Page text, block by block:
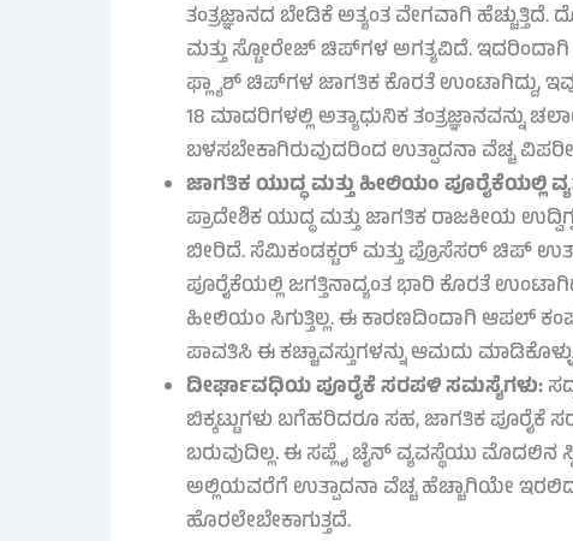
ತಂತ್ರಜ್ಞಾನದ ಬೇಡಿಕೆ ಅತ್ಯಂತ ವೇಗವಾಗಿ
ಮತ್ತು ಸ್ಟೋರೇಜ್ ಚಿಪ್‌ಗಳ ಅಗತ್ಯವಿದೆ.
ಫ್ಲ್ಯಾಶ್ ಚಿಪ್‌ಗಳ ಜಾಗತಿಕ ಕೊರತೆ ಉಂಟಾಗಿದ್ದು,
18 ಮಾದರಿಗಳಲ್ಲಿ ಅತ್ಯಾಧುನಿಕ ತಂತ್ರಜ್ಞಾನವನ್ನು
ಬಳಸಬೇಕಾಗಿರುವುದರಿಂದ ಉತ್ಪಾದನಾ ವೆಚ್ಚ
ಜಾಗತಿಕ ಯುದ್ಧ ಮತ್ತು ಹೀಲಿಯಂ ಪೂರೈಕೆಯಲ್ಲಿ
ಪ್ರಾದೇಶಿಕ ಯುದ್ಧ ಮತ್ತು ಜಾಗತಿಕ ರಾಜಕೀಯ
ಬೀರಿದೆ. ಸೆಮಿಕಂಡಕ್ಟರ್ ಮತ್ತು ಪ್ರೊಸೆಸರ್ ಚಿಪ್
ಪೂರೈಕೆಯಲ್ಲಿ ಜಗತ್ತಿನಾದ್ಯಂತ ಭಾರಿ ಕೊರತೆ
ಹೀಲಿಯಂ ಸಿಗುತ್ತಿಲ್ಲ. ಈ ಕಾರಣದಿಂದಾಗಿ ಆಪಲ್
ಪಾವತಿಸಿ ಈ ಕಚ್ಚಾವಸ್ತುಗಳನ್ನು ಆಮದು
ದೀರ್ಘಾವಧಿಯ ಪೂರೈಕೆ ಸರಪಳಿ ಸಮಸ್ಯೆಗಳು:
ಬಿಕ್ಕಟ್ಟುಗಳು ಬಗೆಹರಿದರೂ ಸಹ, ಜಾಗತಿಕ
ಬರುವುದಿಲ್ಲ. ಈ ಸಪ್ಲೈ ಚೈನ್ ವ್ಯವಸ್ಥೆಯು
ಅಲ್ಲಿಯವರೆಗೆ ಉತ್ಪಾದನಾ ವೆಚ್ಚ ಹೆಚ್ಚಾಗಿಯೇ
ಹೊರಲೇಬೇಕಾಗುತ್ತದೆ.